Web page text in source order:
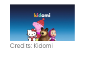
Credits: Kidomi